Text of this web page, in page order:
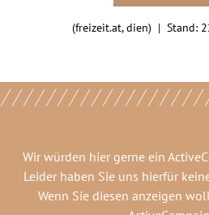
(freizeit.at, dien) | Stand:
Wir würden hier gerne ein
Leider haben Sie uns hierfür
Wenn Sie diesen anzeigen